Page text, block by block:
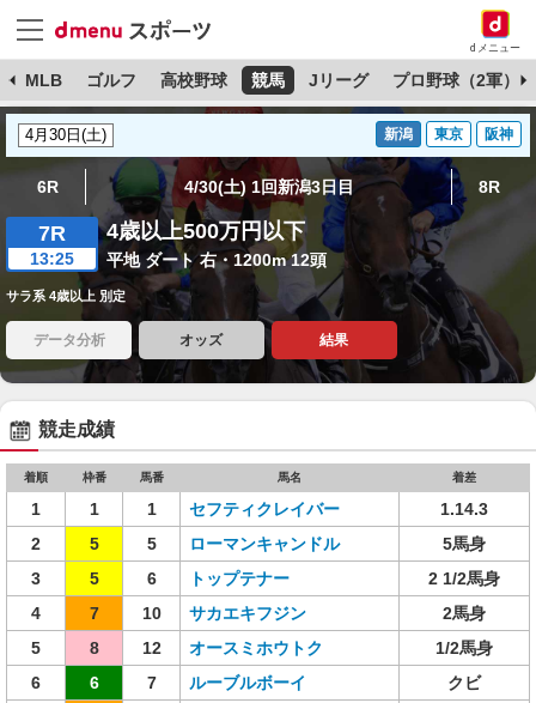
dメニュー
MLB ゴルフ 高校野球 競馬 Jリーグ プロ野球（2軍）
新潟 東京 阪神
6R 4/30(土) 1回新潟3日目 8R
7R
13:25
4歳以上500万円以下
平地 ダート 右・1200m 12頭
サラ系 4歳以上 別定
データ分析 オッズ 結果
競走成績
着順 枠番 馬番 馬名 着差
1 1 1 セフティクレイバー
1.14.3
2
5 5 ローマンキャンドル
5馬身
3
5 6 トップテナー
2 1/2馬身
4
7 10 サカエキフジン
2馬身
5
8 12 オースミホウトク
1/2馬身
6
6 7 ルーブルボーイ
クビ